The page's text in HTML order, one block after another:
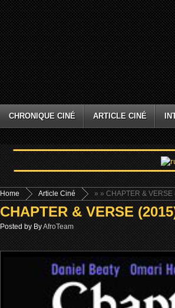
CHRONIQUE CINÉ ARTICLE CINÉ
Home »
Article Ciné » CHAPTER & VERSE
CHAPTER & VERSE
Posted by ByAfroTeam